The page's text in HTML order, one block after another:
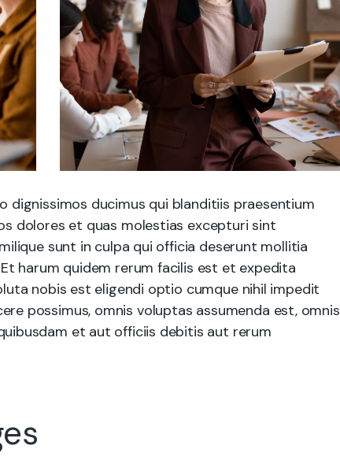
dignissimos ducimus qui blanditiis praesentium
dolores et quas molestias excepturi sint
sunt in culpa qui officia deserunt mollitia
harum quidem rerum facilis est et expedita
nobis est eligendi optio cumque nihil impedit
possimus, omnis voluptas assumenda est, omnis
et aut officiis debitis aut rerum